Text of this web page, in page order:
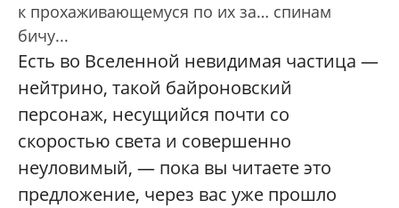
к прохаживающемуся по их за… спинам
бичу...
Есть во Вселенной невидимая частица —
нейтрино, такой байроновский
персонаж, несущийся почти со
скоростью света и совершенно
неуловимый, — пока вы читаете это
предложение, через вас уже прошло